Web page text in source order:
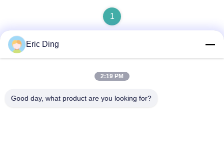
1
Γρήγορη επικοινωνία
Διεύθυνση
Eric Ding
2:19 PM
Good day, what product are you looking for?